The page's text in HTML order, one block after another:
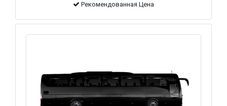
Рекомендованная Цена